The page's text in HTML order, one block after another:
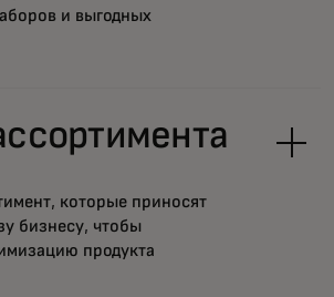
и выгодных
которые приносят
бизнесу, чтобы
продукта